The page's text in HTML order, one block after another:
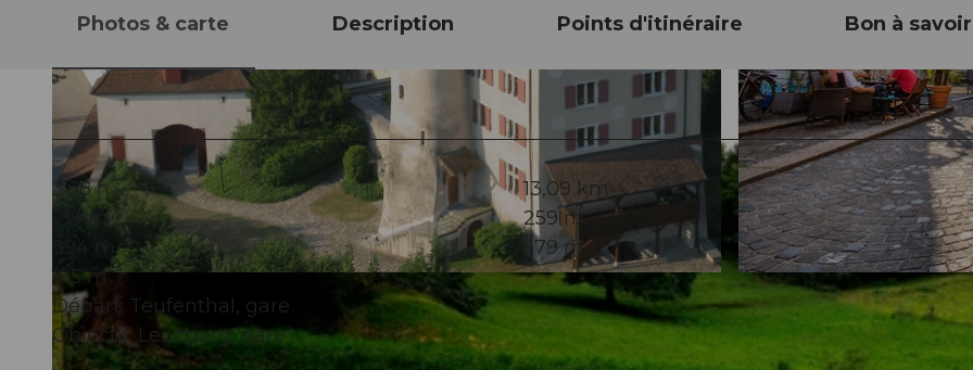
© Seetal Tourismus, Schloss Liebegg © Seetal Tourismus, Stadt Lenbzurg
Photos & carte Description Points d'itinéraire Bon à savoir
3:38 h
13,09 km
219 m
259 m
579 m
185 m
Départ: Teufenthal, gare
Objectif: Lenzburg, gare